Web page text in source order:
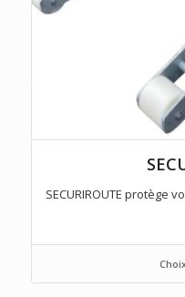
SECURIROUTE protège